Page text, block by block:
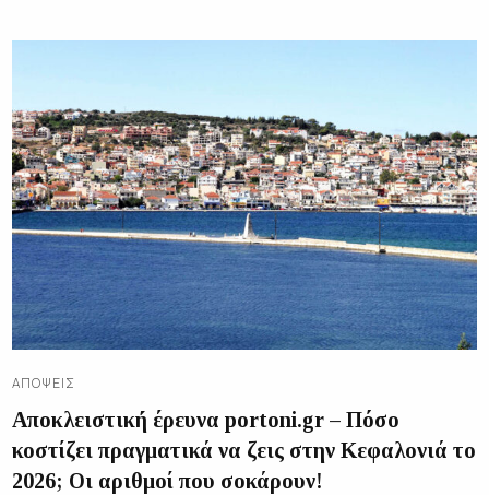
ΑΠΌΨΕΙΣ
Αποκλειστική έρευνα portoni.gr – Πόσο
κοστίζει πραγματικά να ζεις στην Κεφαλονιά το
2026; Οι αριθμοί που σοκάρουν!